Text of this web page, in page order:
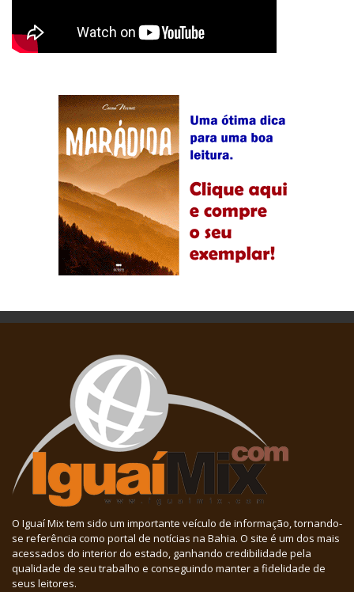
O Iguaí Mix tem sido um importante veículo de informação, tornando-
se referência como portal de notícias na Bahia. O site é um dos mais
acessados do interior do estado, ganhando credibilidade pela
qualidade de seu trabalho e conseguindo manter a fidelidade de
seus leitores.